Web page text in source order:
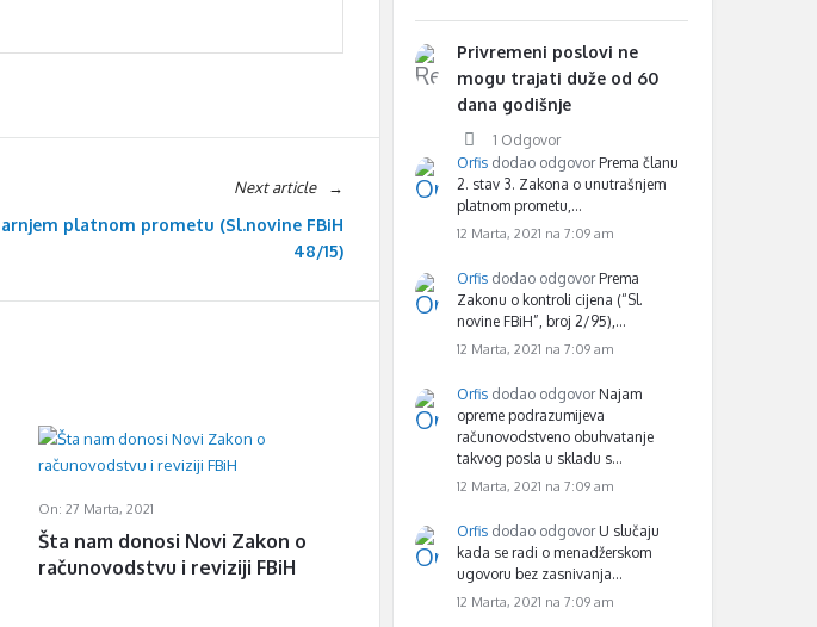
Next article
platnom prometu (Sl.novine FBiH
48/15)
On: 27 Marta, 2021
Šta nam donosi Novi Zakon o
računovodstvu i reviziji FBiH
Privremeni poslovi ne
mogu trajati duže od 60
dana godišnje
1 Odgovor
Orfis dodao odgovor Prema članu
2. stav 3. Zakona o unutrašnjem
platnom prometu,…
12 Marta, 2021 na 7:09 am
Orfis dodao odgovor Prema
Zakonu o kontroli cijena (“Sl.
novine FBiH”, broj 2/95),…
12 Marta, 2021 na 7:09 am
Orfis dodao odgovor Najam
opreme podrazumijeva
računovodstveno obuhvatanje
takvog posla u skladu s…
12 Marta, 2021 na 7:09 am
Orfis dodao odgovor U slučaju
kada se radi o menadžerskom
ugovoru bez zasnivanja…
12 Marta, 2021 na 7:09 am